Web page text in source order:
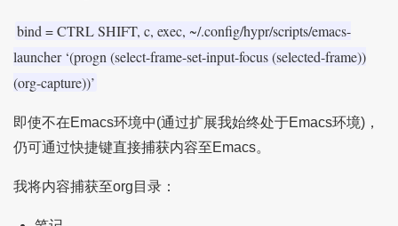
bind = CTRL SHIFT, c, exec, ~/.config/hypr/scripts/emacs-
launcher ‘(progn (select-frame-set-input-focus (selected-frame))
(org-capture))’
即使不在Emacs环境中(通过扩展我始终处于Emacs环境)，
仍可通过快捷键直接捕获内容至Emacs。
我将内容捕获至org目录：